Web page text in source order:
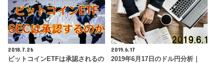
2018.7.26
ビットコインETFは承認されるの
2019.6.17
2019年6月17日のドル円分析｜